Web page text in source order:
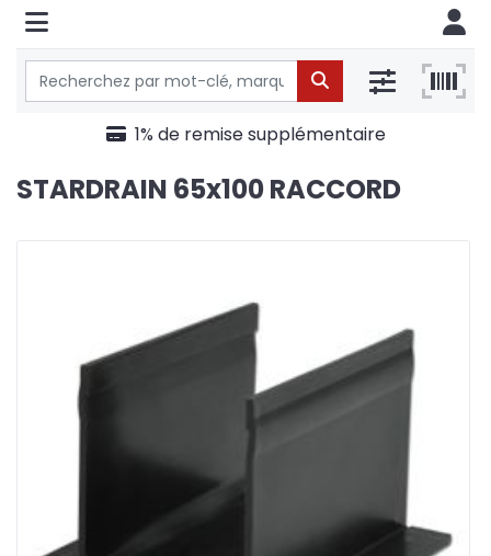
1% de remise supplémentaire
STARDRAIN 65x100 RACCORD